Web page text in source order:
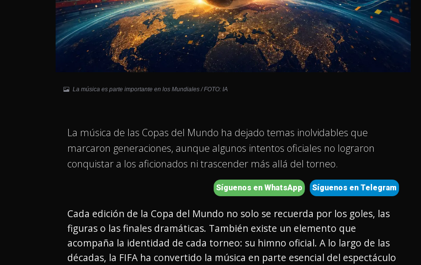
La música es parte importante en los Mundiales / FOTO: IA
La música de las Copas del Mundo ha dejado temas inolvidables que
marcaron generaciones, aunque algunos intentos oficiales no lograron
conquistar a los aficionados ni trascender más allá del torneo.
Síguenos en Telegram
Síguenos en WhatsApp
Cada edición de la Copa del Mundo no solo se recuerda por los goles, las
figuras o las finales dramáticas. También existe un elemento que
acompaña la identidad de cada torneo: su himno oficial. A lo largo de las
décadas, la FIFA ha convertido la música en parte esencial del espectáculo